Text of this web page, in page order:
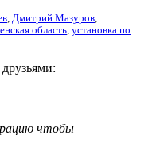
Дмитрий Мазуров
область установка по
чтобы